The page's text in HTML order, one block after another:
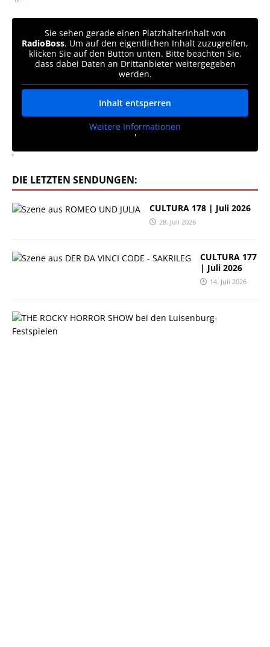
Sie sehen gerade einen Platzhalterinhalt von
RadioBoss. Um auf den eigentlichen Inhalt zuzugreifen,
klicken Sie auf den Button unten. Bitte beachten Sie,
dass dabei Daten an Drittanbieter weitergegeben
werden.
Inhalt entsperren
Weitere Informationen
'
'
DIE LETZTEN SENDUNGEN:
CULTURA 178 | Juli 2026
28. Juli 2026
CULTURA 177
| Juli 2026
14. Juli 2026